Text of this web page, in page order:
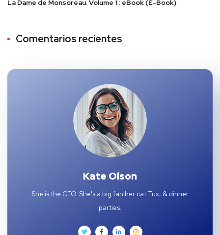
La Dame de Monsoreau. Volume 1 : eBook (E-Book)
Comentarios recientes
Kate Olson
She is the CEO. She's a big fan her cat Tux, & dinner
parties.